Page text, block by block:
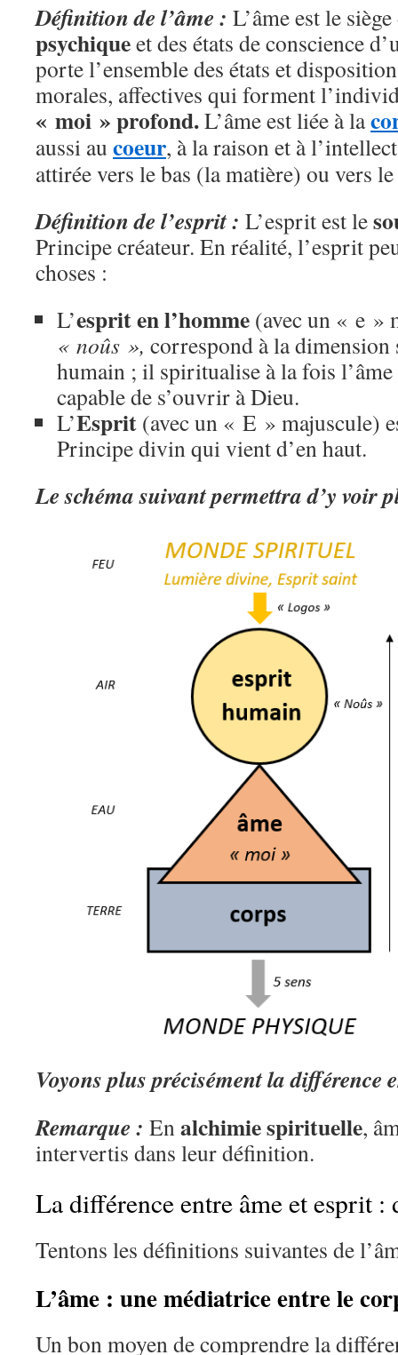
Définition de l’âme : L’âme est le siège
psychiqueet des états de conscience
porte l’ensemble des états et
morales, affectives qui forment
« moi » profond.L’âme est liée à la
aussi au coeur, à la raison et à
attirée vers le bas (la matière) ou vers
Définition de l’esprit : L’esprit est le
Principe créateur. En réalité, l’esprit
choses :
L’esprit en l’homme (avec un « e »
« noûs », correspond à la
humain ; il spiritualise à la fois
capable de s’ouvrir à Dieu.
L’Esprit (avec un « E » majuscule)
Principe divin qui vient d’en haut.
Le schéma suivant permettra d’y voir
Voyons plus précisément la différence
Remarque : Enalchimie spirituelle,
intervertis dans leur définition.
La différence entre âme et esprit :
Tentons les définitions suivantes de
L’âme : une médiatrice entre le
Un bon moyen de comprendre la